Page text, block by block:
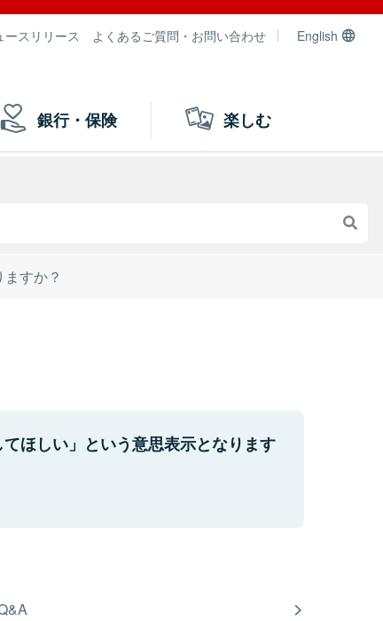
ースリリース よくあるご質問・お問い合わせ English
銀行・保険 楽しむ
すか？
ほしい」という意思表示となります